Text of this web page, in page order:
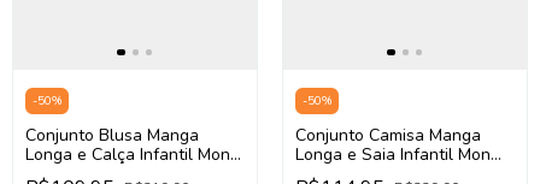
-50%
Conjunto Blusa Manga
Longa e Calça Infantil Mon
Sucré 138020012 (Off
-50%
Conjunto Camisa Manga
Longa e Saia Infantil Mon
Sucré 138023016 (Azul)